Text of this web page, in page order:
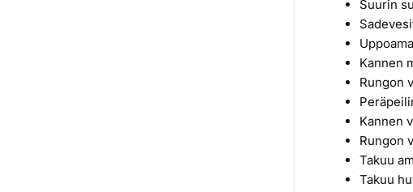
Suurin
Kannen
Rungon
Kannen
Rungon
Takuu
Takuu